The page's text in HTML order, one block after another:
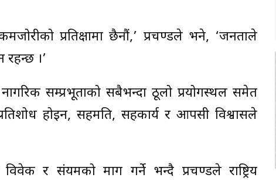
प्रतिक्षामा छैनौं,’ प्रचण्डले भने, ‘जनताले
रहन्छ ।’
सम्प्रभूताको सबैभन्दा ठूलो प्रयोगस्थल समेत
होइन, सहमति, सहकार्य र आपसी विश्वासले
र संयमको माग गर्ने भन्दै प्रचण्डले राष्ट्रिय